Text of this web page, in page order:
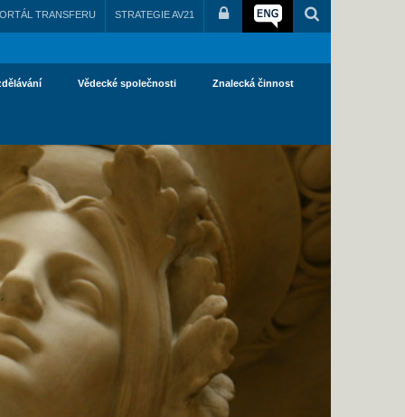
TRANSFERU STRATEGIE AV21
Vědecké společnosti Znalecká činnost